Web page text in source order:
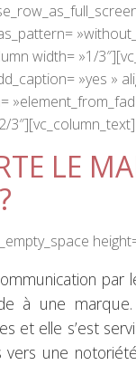
width= »1/
»yes »
3″][vc_column_text]
LE
à une marque.
et elle s’est
vers une